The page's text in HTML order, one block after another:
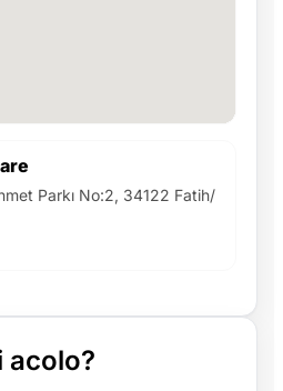
Parkı No:2, 34122 Fatih/
acolo?